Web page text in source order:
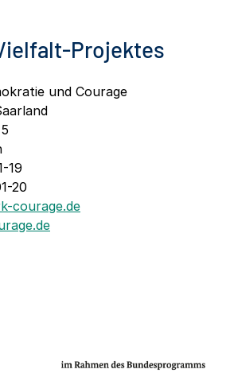
Projektes
und Courage
19
20
courage.de